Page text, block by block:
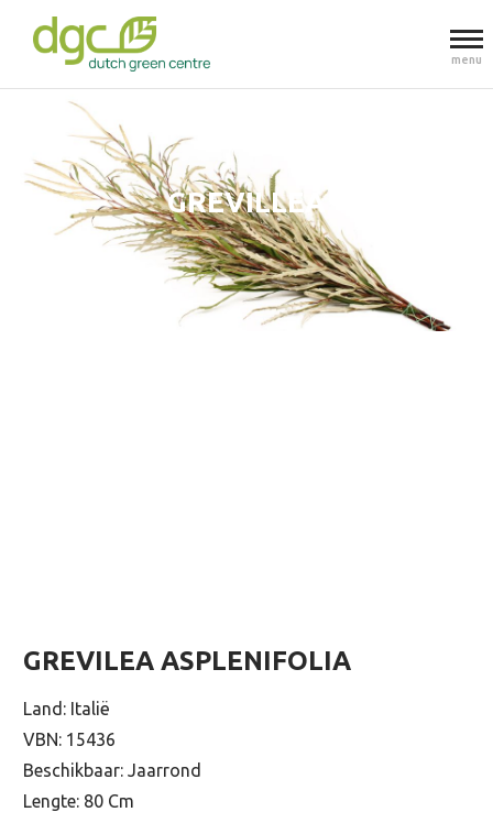
menu
GREVILLEA
GREVILEA ASPLENIFOLIA
Land: Italië
VBN: 15436
Beschikbaar: Jaarrond
Lengte: 80 Cm